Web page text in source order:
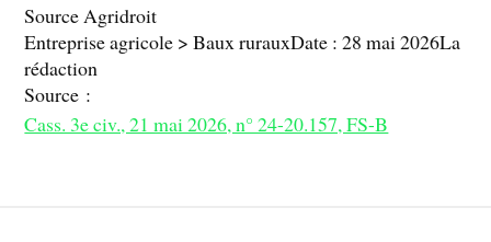
Source Agridroit
Entreprise agricole > Baux rurauxDate : 28 mai 2026La
rédaction
Source :
Cass. 3e civ., 21 mai 2026, n° 24-20.157, FS-B